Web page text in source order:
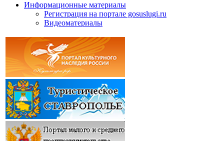
Информационные материалы
Регистрация на портале gosuslugi.ru
Видеоматериалы